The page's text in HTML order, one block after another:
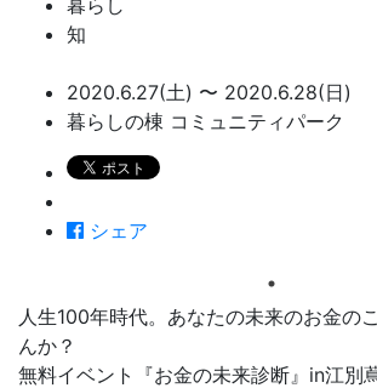
知
2020.6.27(土) 〜 2020.6.28(日)
暮らしの棟 コミュニティパーク
シェア
人生100年時代。あなたの未来のお金の
んか？
無料イベント『お金の未来診断』in江別